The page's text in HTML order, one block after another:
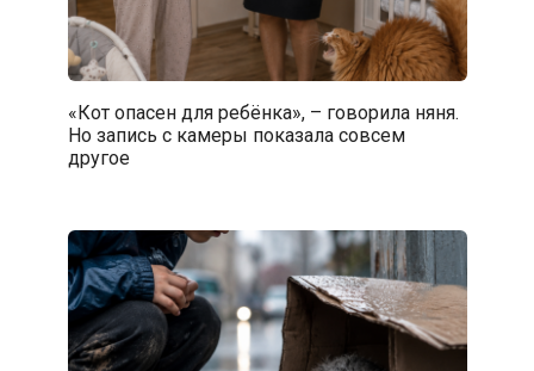
«Кот опасен для ребёнка», – говорила няня.
Но запись с камеры показала совсем
другое